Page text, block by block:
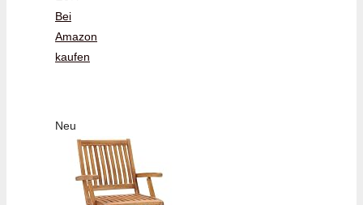
Bei
Amazon
kaufen
Neu